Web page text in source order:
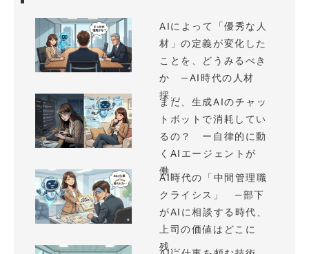
AIによって「優秀な人
材」の定義が変化した
ことを、どうみるべき
か —AI時代の人材
採...
まだ、生成AIのチャッ
トボットで消耗してい
るの？ ー自律的に動
くAIエージェントが
働...
AI時代の「中間管理職
クライシス」 —部下
がAIに相談する時代、
上司の価値はどこに
残...